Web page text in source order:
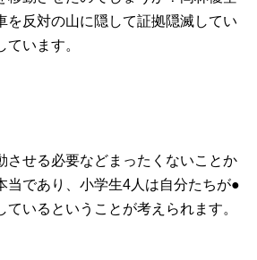
を反対の山に隠して証拠隠滅してい
います。
させる必要などまったくないことか
当であり、小学生4人は自分たちが●
ているということが考えられます。